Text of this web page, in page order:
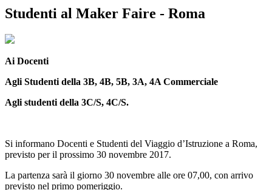
Studenti al Maker Faire - Roma
Ai Docenti
Agli Studenti della 3B, 4B, 5B, 3A, 4A Commerciale
Agli studenti della 3C/S, 4C/S.
Si informano Docenti e Studenti del Viaggio d’Istruzione a Roma,
previsto per il prossimo 30 novembre 2017.
La partenza sarà il giorno 30 novembre alle ore 07,00, con arrivo
previsto nel primo pomeriggio.